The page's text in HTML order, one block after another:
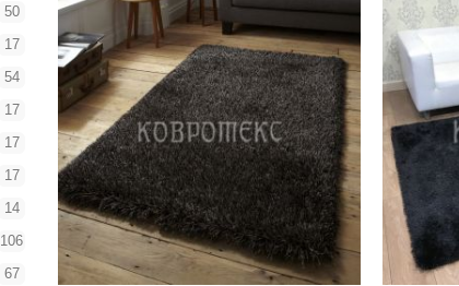
50
17
54
17
17
17
14
106
67